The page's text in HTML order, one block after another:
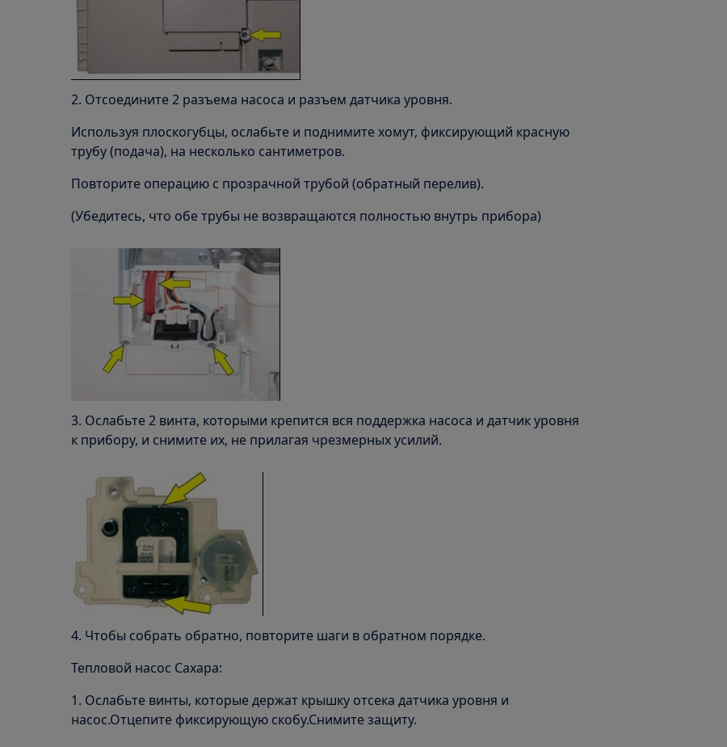
2. Отсоедините 2 разъема насоса и разъем датчика уровня.
Используя плоскогубцы, ослабьте и поднимите хомут, фиксирующий красную
трубу (подача), на несколько сантиметров.
Повторите операцию с прозрачной трубой (обратный перелив).
(Убедитесь, что обе трубы не возвращаются полностью внутрь прибора)
3. Ослабьте 2 винта, которыми крепится вся поддержка насоса и датчик уровня
к прибору, и снимите их, не прилагая чрезмерных усилий.
4. Чтобы собрать обратно, повторите шаги в обратном порядке.
Тепловой насос Сахара:
1. Ослабьте винты, которые держат крышку отсека датчика уровня и
насос.Отцепите фиксирующую скобу.Снимите защиту.